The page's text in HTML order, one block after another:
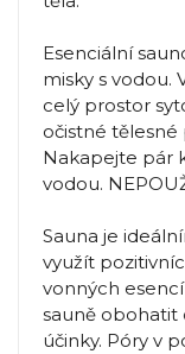
Esenciální
misky s vodou.
celý prostor
očistné tělesné
Nakapejte pár
vodou.
Sauna je
využít
vonných
sauně obohatit
účinky. Póry v